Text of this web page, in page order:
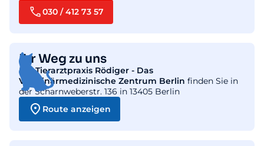
030 / 412 73 57
Ihr Weg zu uns
DieTierarztpraxis Rödiger - Das
Veterinärmedizinische Zentrum Berlin finden Sie in
der Scharnweberstr. 136 in 13405 Berlin
Route anzeigen